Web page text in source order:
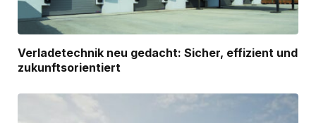
Verladetechnik neu gedacht: Sicher, effizient und
zukunftsorientiert